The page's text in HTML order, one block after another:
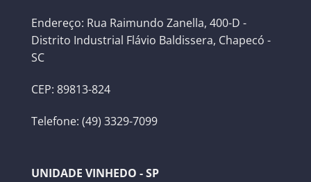
Endereço: Rua Raimundo Zanella, 400-D -
Distrito Industrial Flávio Baldissera, Chapecó -
SC
CEP: 89813-824
Telefone: (49) 3329-7099
UNIDADE VINHEDO - SP